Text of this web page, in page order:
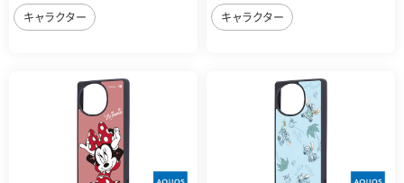
キャラクター キャラクター